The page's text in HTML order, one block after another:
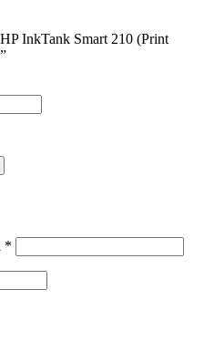
InkTank Smart 210 (Print
*